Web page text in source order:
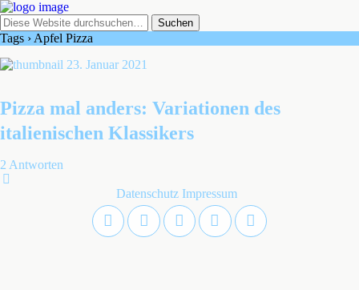
Tags › Apfel Pizza
23. Januar 2021
Pizza mal anders: Variationen des
italienischen Klassikers
2 Antworten
Datenschutz Impressum